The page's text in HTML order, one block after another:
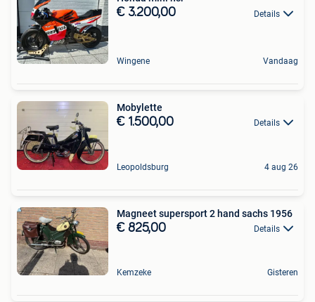
€ 3.200,00 Details
Wingene Vandaag
Mobylette
€ 1.500,00 Details
Leopoldsburg 4 aug 26
Magneet supersport 2 hand sachs 1956
€ 825,00 Details
Kemzeke Gisteren